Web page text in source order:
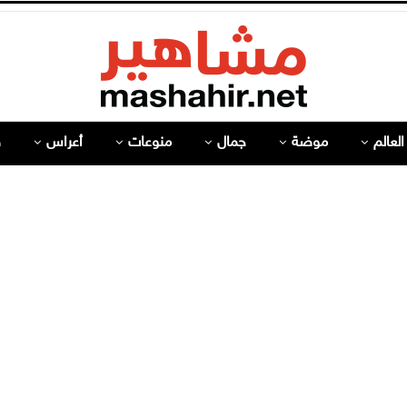
موضة جمال منوعات أعراس